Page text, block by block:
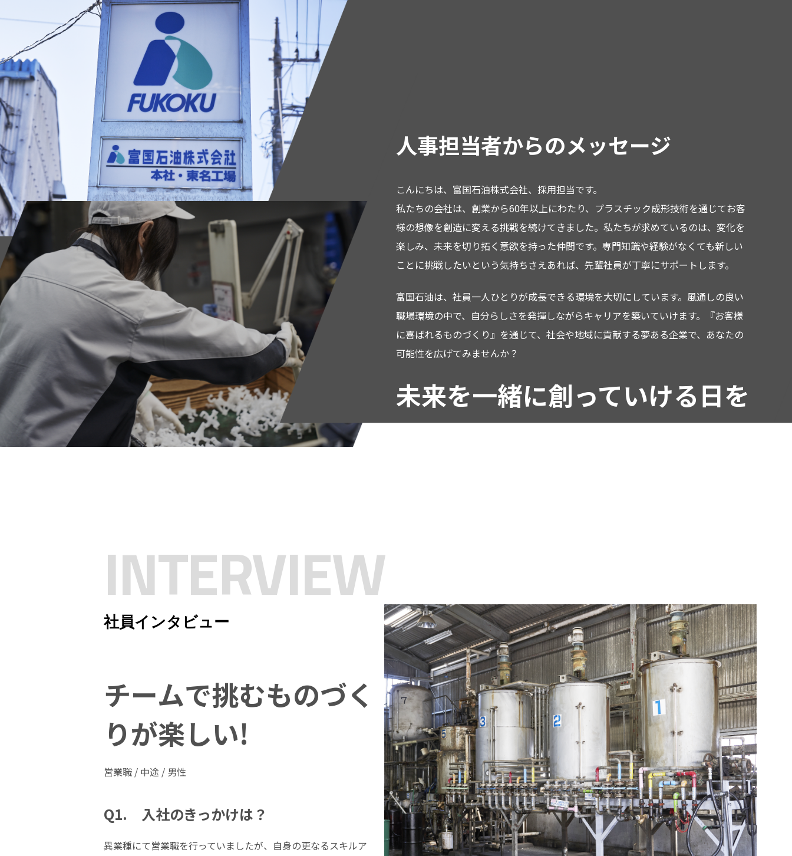
人事担当者からのメッセージ
こんにちは、富国石油株式会社、採用担当です。
私たちの会社は、創業から60年以上にわたり、プラスチック成形技術を通じてお客
様の想像を創造に変える挑戦を続けてきました。私たちが求めているのは、変化を
楽しみ、未来を切り拓く意欲を持った仲間です。専門知識や経験がなくても新しい
ことに挑戦したいという気持ちさえあれば、先輩社員が丁寧にサポートします。
富国石油は、社員一人ひとりが成長できる環境を大切にしています。風通しの良い
職場環境の中で、自分らしさを発揮しながらキャリアを築いていけます。『お客様
に喜ばれるものづくり』を通じて、社会や地域に貢献する夢ある企業で、あなたの
可能性を広げてみませんか？
未来を一緒に創っていける日を
楽しみにしています!
INTERVIEW
社員インタビュー
チームで挑むものづく
りが楽しい!
営業職 / 中途 / 男性
Q1. 入社のきっかけは？
異業種にて営業職を行っていましたが、自身の更なるスキルア